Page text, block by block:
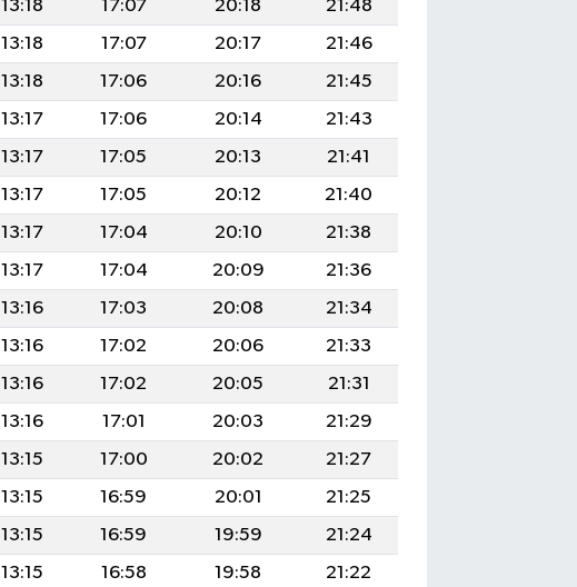
13:18 17:07 20:18
21:48
13:18 17:07 20:17
21:46
13:18 17:06 20:16
21:45
13:17 17:06 20:14
21:43
13:17 17:05 20:13
21:41
13:17 17:05 20:12
21:40
13:17 17:04 20:10
21:38
13:17 17:04 20:09
21:36
13:16 17:03 20:08
21:34
13:16 17:02 20:06
21:33
13:16 17:02 20:05
21:31
13:16 17:01 20:03
21:29
13:15 17:00 20:02
21:27
13:15 16:59 20:01
21:25
13:15 16:59 19:59
21:24
13:15 16:58 19:58 21:22